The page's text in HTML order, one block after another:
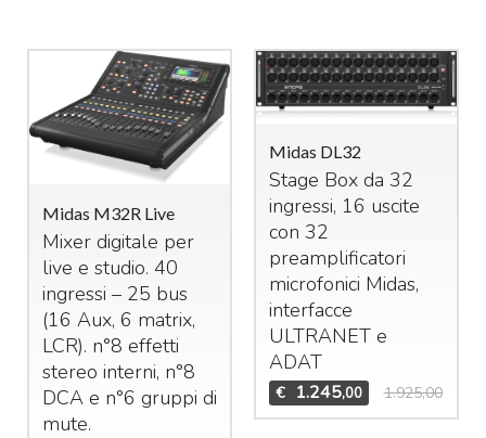
Midas M32R Live
Mixer digitale per
live e studio. 40
ingressi – 25 bus
(16 Aux, 6 matrix,
LCR). n°8 effetti
stereo interni, n°8
DCAe n°6 gruppi di
mute.
Midas DL32
Stage Box da 32
ingressi, 16 uscite
con 32
preamplificatori
microfonici Midas,
interfacce
ULTRANETe
ADAT
€ 1.245,00 1.925,00